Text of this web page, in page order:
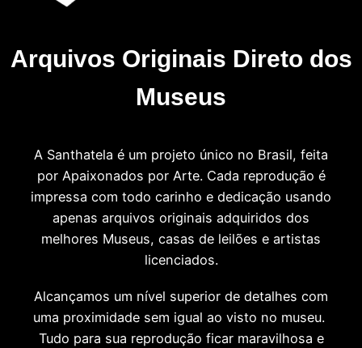
Arquivos Originais Direto dos
Museus
A Santhatela é um projeto único no Brasil, feita
por Apaixonados por Arte. Cada reprodução é
impressa com todo carinho e dedicação usando
apenas arquivos originais adquiridos dos
melhores Museus, casas de leilões e artistas
licenciados.
Alcançamos um nível superior de detalhes com
uma proximidade sem igual ao visto no museu.
Tudo para sua reprodução ficar maravilhosa e